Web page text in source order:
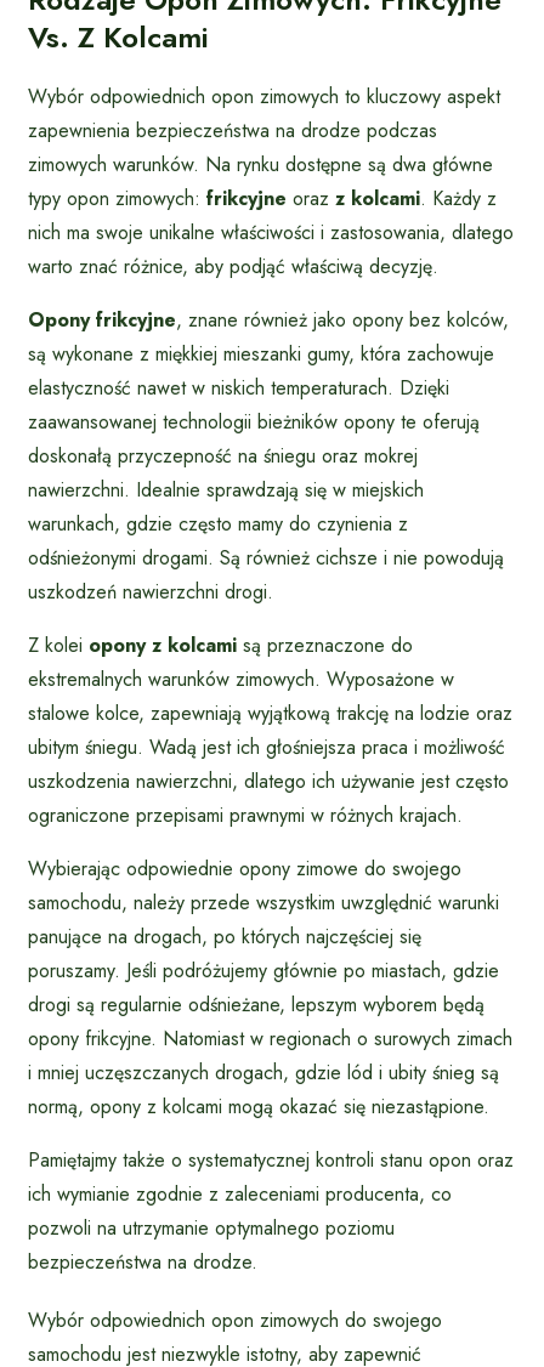
Vs. Z Kolcami
Wybór odpowiednich opon zimowych to kluczowy aspekt
zapewnienia bezpieczeństwa na drodze podczas
zimowych warunków. Na rynku dostępne są dwa główne
typy opon zimowych: frikcyjne oraz z kolcami. Każdy z
nich ma swoje unikalne właściwości i zastosowania, dlatego
warto znać różnice, aby podjąć właściwą decyzję.
Opony frikcyjne, znane również jako opony bez kolców,
są wykonane z miękkiej mieszanki gumy, która zachowuje
elastyczność nawet w niskich temperaturach. Dzięki
zaawansowanej technologii bieżników opony te oferują
doskonałą przyczepność na śniegu oraz mokrej
nawierzchni. Idealnie sprawdzają się w miejskich
warunkach, gdzie często mamy do czynienia z
odśnieżonymi drogami. Są również cichsze i nie powodują
uszkodzeń nawierzchni drogi.
Z kolei opony z kolcami są przeznaczone do
ekstremalnych warunków zimowych. Wyposażone w
stalowe kolce, zapewniają wyjątkową trakcję na lodzie oraz
ubitym śniegu. Wadą jest ich głośniejsza praca i możliwość
uszkodzenia nawierzchni, dlatego ich używanie jest często
ograniczone przepisami prawnymi w różnych krajach.
Wybierając odpowiednie opony zimowe do swojego
samochodu, należy przede wszystkim uwzględnić warunki
panujące na drogach, po których najczęściej się
poruszamy. Jeśli podróżujemy głównie po miastach, gdzie
drogi są regularnie odśnieżane, lepszym wyborem będą
opony frikcyjne. Natomiast w regionach o surowych zimach
i mniej uczęszczanych drogach, gdzie lód i ubity śnieg są
normą, opony z kolcami mogą okazać się niezastąpione.
Pamiętajmy także o systematycznej kontroli stanu opon oraz
ich wymianie zgodnie z zaleceniami producenta, co
pozwoli na utrzymanie optymalnego poziomu
bezpieczeństwa na drodze.
Wybór odpowiednich opon zimowych do swojego
samochodu jest niezwykle istotny, aby zapewnić